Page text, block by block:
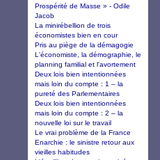
Prospérité de Masse » - Odile
Jacob
La minirébellion de trois
économistes bien en cour
Pris au piège de la démagogie
L'économiste, la démographie, le
planning familial et l'avortement
Deux lois bien intentionnées
mais loin du compte : 1 – la
pureté des Parlementaires
Deux lois bien intentionnées
mais loin du compte : 2 – la
nouvelle loi sur le travail
Le vrai problème de la France
Enarchie : le sinistre retour aux
vieilles habitudes